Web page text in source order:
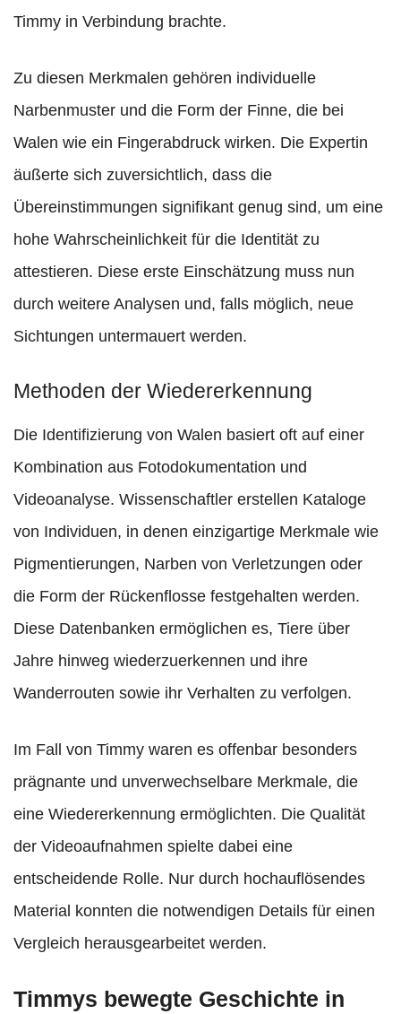
Timmy in Verbindung brachte.
Zu diesen Merkmalen gehören individuelle
Narbenmuster und die Form der Finne, die bei
Walen wie ein Fingerabdruck wirken. Die Expertin
äußerte sich zuversichtlich, dass die
Übereinstimmungen signifikant genug sind, um eine
hohe Wahrscheinlichkeit für die Identität zu
attestieren. Diese erste Einschätzung muss nun
durch weitere Analysen und, falls möglich, neue
Sichtungen untermauert werden.
Methoden der Wiedererkennung
Die Identifizierung von Walen basiert oft auf einer
Kombination aus Fotodokumentation und
Videoanalyse. Wissenschaftler erstellen Kataloge
von Individuen, in denen einzigartige Merkmale wie
Pigmentierungen, Narben von Verletzungen oder
die Form der Rückenflosse festgehalten werden.
Diese Datenbanken ermöglichen es, Tiere über
Jahre hinweg wiederzuerkennen und ihre
Wanderrouten sowie ihr Verhalten zu verfolgen.
Im Fall von Timmy waren es offenbar besonders
prägnante und unverwechselbare Merkmale, die
eine Wiedererkennung ermöglichten. Die Qualität
der Videoaufnahmen spielte dabei eine
entscheidende Rolle. Nur durch hochauflösendes
Material konnten die notwendigen Details für einen
Vergleich herausgearbeitet werden.
Timmys bewegte Geschichte in